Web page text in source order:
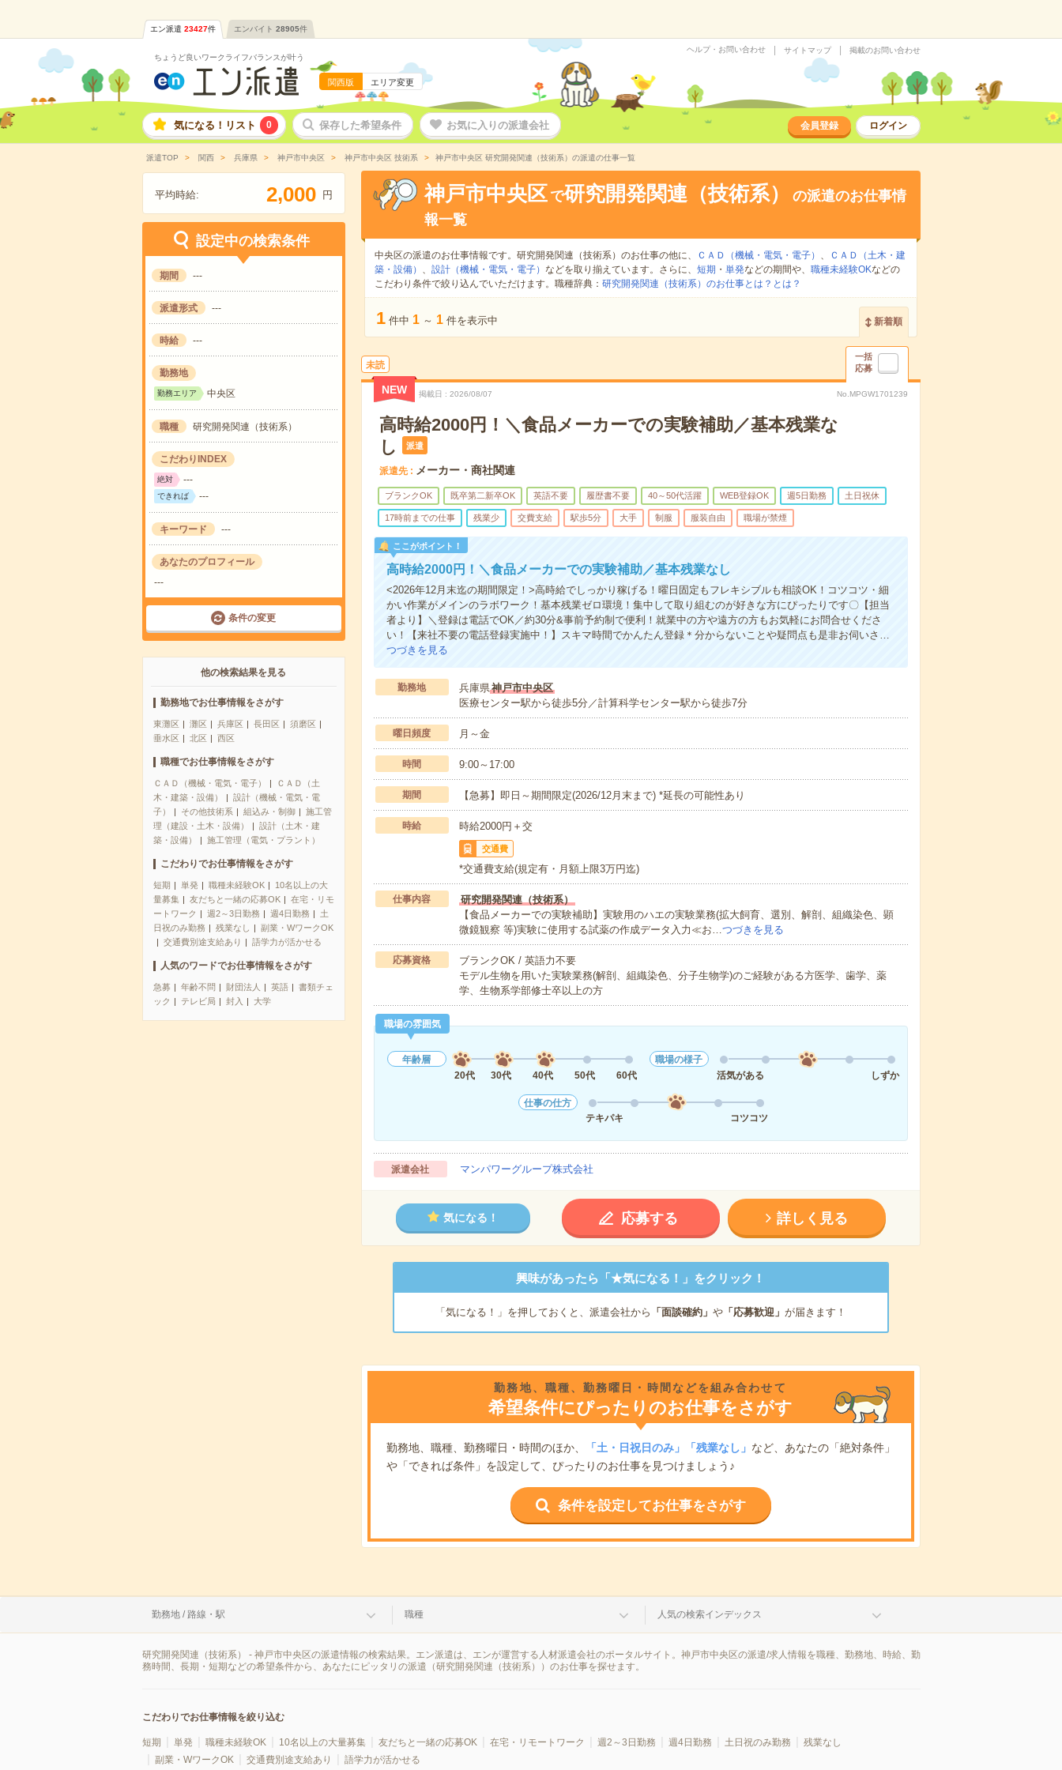
エン派遣 23427件 エンバイト 28905件
ちょうど良いワークライフバランスが叶う
関西版 エリア変更
ヘルプ・お問い合わせ サイトマップ 掲載のお問い合わせ
気になる！リスト 0 保存した希望条件 お気に入りの派遣会社 会員登録 ログイン
派遣TOP 関西 兵庫県 神戸市中央区 神戸市中央区 技術系 神戸市中央区 研究開発関連（技術系）の派遣の仕事一覧
平均時給: 2,000 円
設定中の検索条件
期間 ---
派遣形式 ---
時給 ---
勤務地
勤務エリア 中央区
職種 研究開発関連（技術系）
こだわりINDEX
絶対 ---
できれば ---
キーワード ---
あなたのプロフィール
---
条件の変更
他の検索結果を見る
勤務地でお仕事情報をさがす
東灘区 灘区 兵庫区 長田区
須磨区
垂水区
北区 西区
職種でお仕事情報をさがす
ＣＡＤ（機械・電気・電子）
ＣＡＤ（土
木・建築・設備）
設計（機械・電気・電
子）
その他技術系 組込み・制御
施工管
理（建設・土木・設備）
設計（土木・建
築・設備）
施工管理（電気・プラント）
こだわりでお仕事情報をさがす
短期 単発 職種未経験OK
10名以上の大
量募集
友だちと一緒の応募OK
在宅・リモ
ートワーク
週2～3日勤務 週4日勤務
土
日祝のみ勤務
残業なし
副業・WワークOK
交通費別途支給あり
語学力が活かせる
人気のワードでお仕事情報をさがす
急募 年齢不問 財団法人 英語
書類チェ
ック
テレビ局 封入 大学
神戸市中央区 で研究開発関連（技術系）
の派遣のお仕事情
報一覧
中央区の派遣のお仕事情報です。研究開発関連（技術系）のお仕事の他に、 ＣＡＤ（機械・電気・電子） 、
ＣＡＤ（土木・建
築・設備） 、 設計（機械・電気・電子） などを取り揃えています。さらに、 短期 ・ 単発などの期間や、 職種未経験OKなどの
こだわり条件で絞り込んでいただけます。職種辞典： 研究開発関連（技術系）のお仕事とは？とは？
1 件中 1 ～ 1 件を表示中 新着順
未読
一括
応募
NEW 掲載日 2026/08/07 No.MPGW1701239
高時給2000円！＼食品メーカーでの実験補助／基本残業な
し
派遣
派遣先 メーカー・商社関連
ブランクOK 既卒第二新卒OK 英語不要 履歴書不要 40～50代活躍 WEB登録OK 週5日勤務 土日祝休
17時前までの仕事 残業少 交費支給 駅歩5分 大手 制服 服装自由 職場が禁煙
ここがポイント！
高時給2000円！＼食品メーカーでの実験補助／基本残業なし
<2026年12月末迄の期間限定！>高時給でしっかり稼げる！曜日固定もフレキシブルも相談OK！コツコツ・細
かい作業がメインのラボワーク！基本残業ゼロ環境！集中して取り組むのが好きな方にぴったりです〇【担当
者より】＼登録は電話でOK／約30分&事前予約制で便利！就業中の方や遠方の方もお気軽にお問合せくださ
い！【来社不要の電話登録実施中！】スキマ時間でかんたん登録＊分からないことや疑問点も是非お伺いさ…
つづきを見る
勤務地 兵庫県神戸市中央区
医療センター駅から徒歩5分／計算科学センター駅から徒歩7分
曜日頻度 月～金
時間 9:00～17:00
期間 【急募】即日～期間限定(2026/12月末まで) *延長の可能性あり
時給 時給2000円＋交
交通費
*交通費支給(規定有・月額上限3万円迄)
仕事内容
研究開発関連（技術系）
【食品メーカーでの実験補助】実験用のハエの実験業務(拡大飼育、選別、解剖、組織染色、顕
微鏡観察 等)実験に使用する試薬の作成データ入力≪お…つづきを見る
応募資格
ブランクOK / 英語力不要
モデル生物を用いた実験業務(解剖、組織染色、分子生物学)のご経験がある方医学、歯学、薬
学、生物系学部修士卒以上の方
職場の雰囲気
年齢層
20代
30代 40代 50代 60代
職場の様子
活気がある
しずか
仕事の仕方
テキパキ
コツコツ
派遣会社 マンパワーグループ株式会社
気になる！ 応募する 詳しく見る
興味があったら「★気になる！」をクリック！
「気になる！」を押しておくと、派遣会社から 「面談確約」 や「応募歓迎」 が届きます！
勤務地、職種、勤務曜日・時間などを組み合わせて
希望条件にぴったりのお仕事をさがす
勤務地、職種、勤務曜日・時間のほか、 「土・日祝日のみ」「残業なし」 など、あなたの「絶対条件」
や「できれば条件」を設定して、ぴったりのお仕事を見つけましょう♪
条件を設定してお仕事をさがす
勤務地 / 路線・駅 職種 人気の検索インデックス
研究開発関連（技術系） - 神戸市中央区の派遣情報の検索結果。エン派遣は、エンが運営する人材派遣会社のポータルサイト。神戸市中央区の派遣/求人情報を職種、勤務地、時給、勤
務時間、長期・短期などの希望条件から、あなたにピッタリの派遣（研究開発関連（技術系））のお仕事を探せます。
こだわりでお仕事情報を絞り込む
短期 単発 職種未経験OK 10名以上の大量募集 友だちと一緒の応募OK 在宅・リモートワーク 週2～3日勤務 週4日勤務 土日祝のみ勤務
残業なし
副業・WワークOK
交通費別途支給あり 語学力が活かせる